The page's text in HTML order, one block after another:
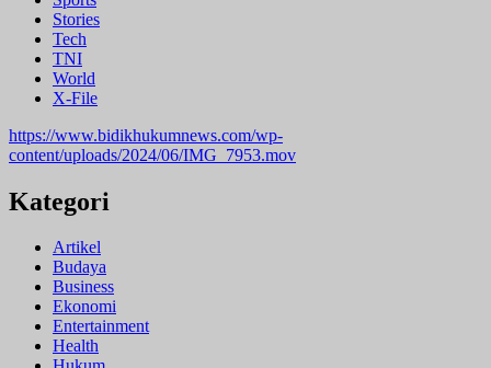
Stories
Tech
TNI
World
X-File
https://www.bidikhukumnews.com/wp-
content/uploads/2024/06/IMG_7953.mov
Kategori
Artikel
Budaya
Business
Ekonomi
Entertainment
Health